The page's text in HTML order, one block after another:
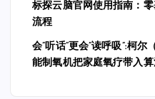
标探云脑官网使用指南：
流程
会”听话”更会”读呼吸”:柯
能制氧机把家庭氧疗带入